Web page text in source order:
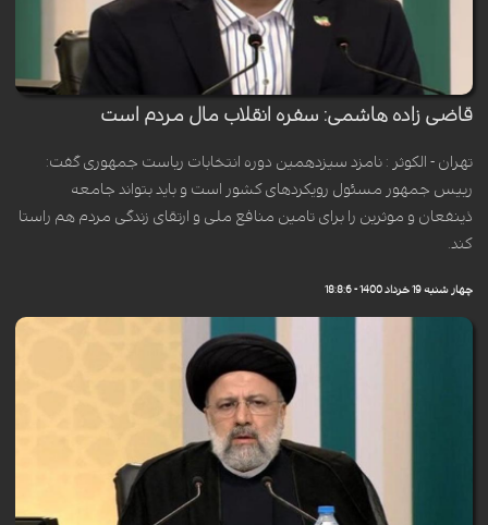
قاضی زاده هاشمی: سفره انقلاب مال مردم است
تهران - الکوثر : نامزد سیزدهمین دوره انتخابات ریاست جمهوری گفت:
رییس جمهور مسئول رویکردهای کشور است و باید بتواند جامعه
ذینفعان و موثرین را برای تامین منافع ملی و ارتقای زندگی مردم هم راستا
کند.
چهار شنبه 19 خرداد 1400 - 18:8:6